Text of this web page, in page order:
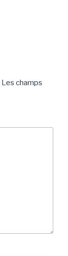
Les champs